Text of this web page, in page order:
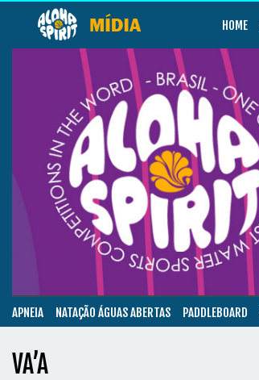
HOME
APNEIA NATAÇÃO ÁGUAS ABERTAS PADDLEBOARD
VA’A